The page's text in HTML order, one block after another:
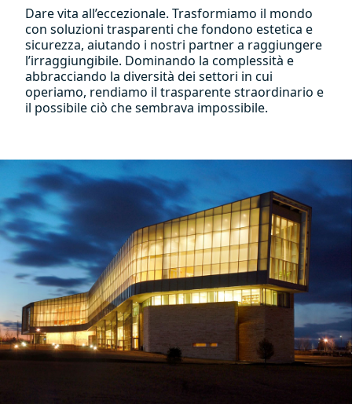
Dare vita all’eccezionale. Trasformiamo il mondo
con soluzioni trasparenti che fondono estetica e
sicurezza, aiutando i nostri partner a raggiungere
l’irraggiungibile. Dominando la complessità e
abbracciando la diversità dei settori in cui
operiamo, rendiamo il trasparente straordinario e
il possibile ciò che sembrava impossibile.